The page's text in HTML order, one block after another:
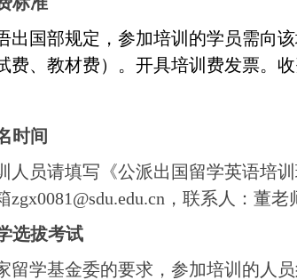
出国部规定，参加培训的学员需向
费、教材费）。开具培训费发票。收
时间
人员请填写《公派出国留学英语培
zgx0081@sdu.edu.cn ，联系人：董老
选拔考试
留学基金委的要求，参加培训的人